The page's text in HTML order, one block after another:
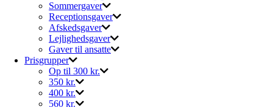
Sommergaver
Receptionsgaver
Afskedsgaver
Lejlighedsgaver
Gaver til ansatte
Prisgrupper
Op til 300 kr.
350 kr.
400 kr.
560 kr.